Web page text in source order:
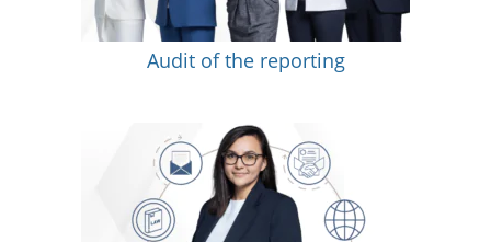
Audit of the reporting